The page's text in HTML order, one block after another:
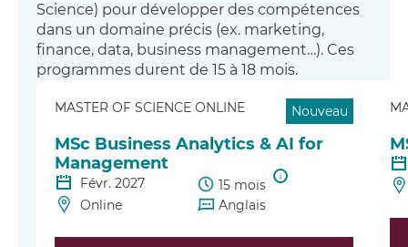
Science) pour développer des compétences
dans un domaine précis (ex. marketing,
finance, data, business management…). Ces
programmes durent de 15 à 18 mois.
MASTER OF SCIENCE ONLINE Nouveau
MSc Business Analytics & AI for
Management
Févr. 2027 15 mois
i
Online Anglais